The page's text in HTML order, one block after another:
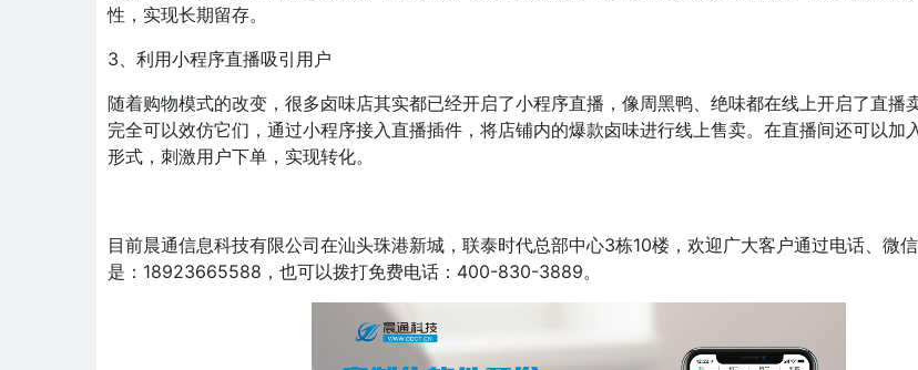
性，实现长期留存。
3、利用小程序直播吸引用户
随着购物模式的改变，很多卤味店其实都已经开启了小程序直播，像周黑鸭、绝味都在线上开启了直播
完全可以效仿它们，通过小程序接入直播插件，将店铺内的爆款卤味进行线上售卖。在直播间还可以加
形式，刺激用户下单，实现转化。
目前晨通信息科技有限公司在汕头珠港新城，联泰时代总部中心3栋10楼，欢迎广大客户通过电话、微
是：18923665588，也可以拨打免费电话：400-830-3889。